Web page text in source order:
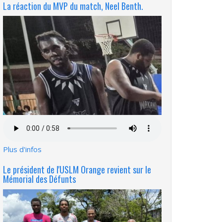
La réaction du MVP du match, Neel Benth.
audio
Plus d'infos
Le président de l'USLM Orange revient sur le
Mémorial des Défunts